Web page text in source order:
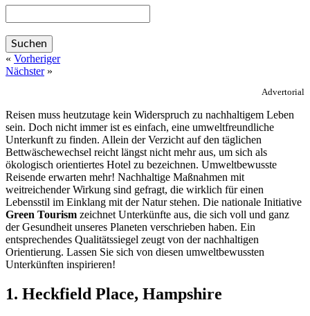
« Vorheriger
Nächster»
Advertorial
Reisen muss heutzutage kein Widerspruch zu nachhaltigem Leben
sein. Doch nicht immer ist es einfach, eine umweltfreundliche
Unterkunft zu finden. Allein der Verzicht auf den täglichen
Bettwäschewechsel reicht längst nicht mehr aus, um sich als
ökologisch orientiertes Hotel zu bezeichnen. Umweltbewusste
Reisende erwarten mehr! Nachhaltige Maßnahmen mit
weitreichender Wirkung sind gefragt, die wirklich für einen
Lebensstil im Einklang mit der Natur stehen. Die nationale Initiative
Green Tourism zeichnet Unterkünfte aus, die sich voll und ganz
der Gesundheit unseres Planeten verschrieben haben. Ein
entsprechendes Qualitätssiegel zeugt von der nachhaltigen
Orientierung. Lassen Sie sich von diesen umweltbewussten
Unterkünften inspirieren!
1. Heckfield Place, Hampshire